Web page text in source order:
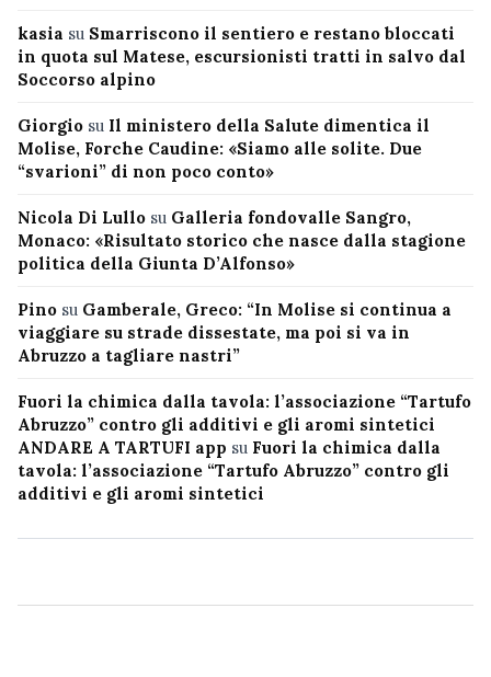
kasia su Smarriscono il sentiero e restano bloccati
in quota sul Matese, escursionisti tratti in salvo dal
Soccorso alpino
Giorgio su Il ministero della Salute dimentica il
Molise, Forche Caudine: «Siamo alle solite. Due
“svarioni” di non poco conto»
Nicola Di Lullo su Galleria fondovalle Sangro,
Monaco: «Risultato storico che nasce dalla stagione
politica della Giunta D’Alfonso»
Pino su Gamberale, Greco: “In Molise si continua a
viaggiare su strade dissestate, ma poi si va in
Abruzzo a tagliare nastri”
Fuori la chimica dalla tavola: l’associazione “Tartufo
Abruzzo” contro gli additivi e gli aromi sintetici
ANDARE A TARTUFI app su Fuori la chimica dalla
tavola: l’associazione “Tartufo Abruzzo” contro gli
additivi e gli aromi sintetici